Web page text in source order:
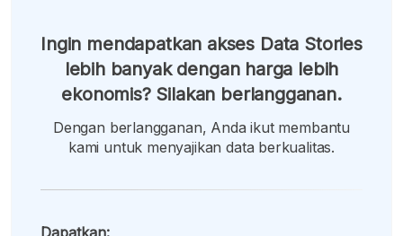
Ingin mendapatkan akses Data Stories
lebih banyak dengan harga lebih
ekonomis? Silakan berlangganan.
Dengan berlangganan, Anda ikut membantu
kami untuk menyajikan data berkualitas.
Dapatkan: